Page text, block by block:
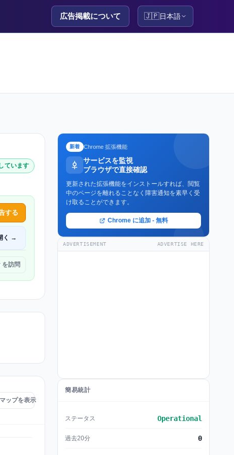
広告掲載について 🇯🇵日本語
います
する
く →
訪問
ップを表示
新着 Chrome 拡張機能
サービスを監視
ブラウザで直接確認
更新された拡張機能をインストールすれば、閲覧
中のページを離れることなく障害通知を素早く受
け取ることができます。
Chrome に追加 - 無料
ADVERTISEMENT ADVERTISE HERE
簡易統計
ステータス Operational
過去20分 0